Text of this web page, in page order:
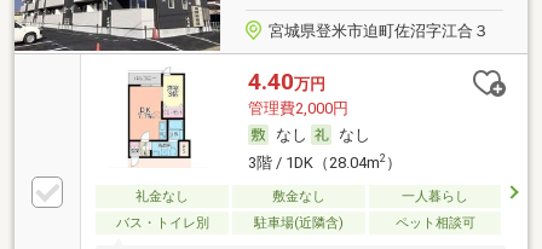
宮城県登米市迫町佐沼字江合３
4.40万円
管理費2,000円
なし
なし
3階 / 1DK（28.04m2）
礼金なし 敷金なし
一人暮らし
バス・トイレ別
駐車場(近隣含) ペット相談可